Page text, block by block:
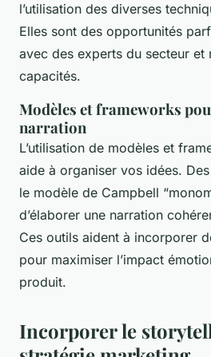
l’utilisation des diverses
Elles sont des opportunités
avec des experts du secteur et
capacités.
Modèles et frameworks
narration
L’utilisation de modèles et
aide à organiser vos idées.
le modèle de Campbell
d’élaborer une narration
Ces outils aident à incorporer
pour maximiser l’impact
produit.
Incorporer le